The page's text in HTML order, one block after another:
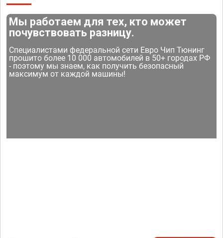
Мы работаем для тех, кто может
почувствовать разницу.
Специалистами федеральной сети Евро Чип Тюнинг
прошито более 10 000 автомобилей в 50+ городах РФ
- поэтому мы знаем, как получить безопасный
максимум от каждой машины!